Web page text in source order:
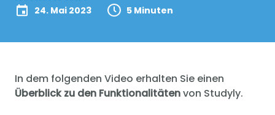
24. Mai 2023 5 Minuten
In dem folgenden Video erhalten Sie einen
Überblick zu den Funktionalitätenvon Studyly.